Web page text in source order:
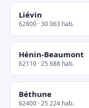
Liévin
62800 · 30 063 hab.
Hénin-Beaumont
62110 · 25 688 hab.
Béthune
62400 · 25 224 hab.